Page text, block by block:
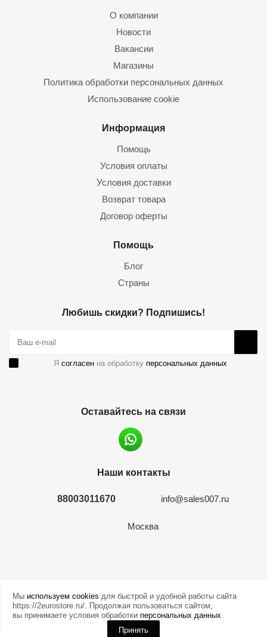
О компании
Новости
Вакансии
Магазины
Политика обработки персональных данных
Использование cookie
Информация
Помощь
Условия оплаты
Условия доставки
Возврат товара
Договор оферты
Помощь
Блог
Страны
Любишь скидки? Подпишись!
Я согласен на обработку персональных данных
Оставайтесь на связи
Наши контакты
88003011670 info@sales007.ru
Москва
Мы используем cookies для быстрой и удобной работы сайта
https://2eurostore.ru/. Продолжая пользоваться сайтом,
вы принимаете условия обработки персональных данных.
Принять